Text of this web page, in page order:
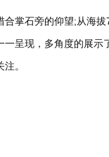
石旁的仰望;从海拔
呈现，多角度的展
。